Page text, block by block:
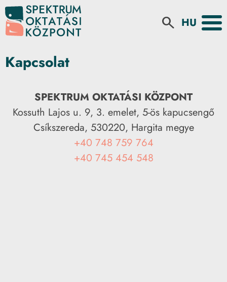
search Select your
Kapcsolat
SPEKTRUM OKTATÁSI KÖZPONT
Kossuth Lajos u. 9, 3. emelet, 5-ös kapucsengő
Csíkszereda, 530220, Hargita megye
+40 748 759 764
+40 745 454 548